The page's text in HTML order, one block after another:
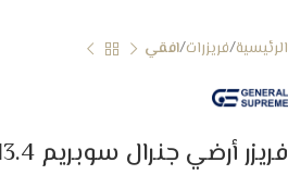
الرئيسية فريزرات افقي